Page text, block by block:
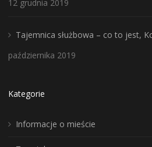
12 grudnia 2019
Tajemnica służbowa – co to jest,
października 2019
Kategorie
Informacje o mieście